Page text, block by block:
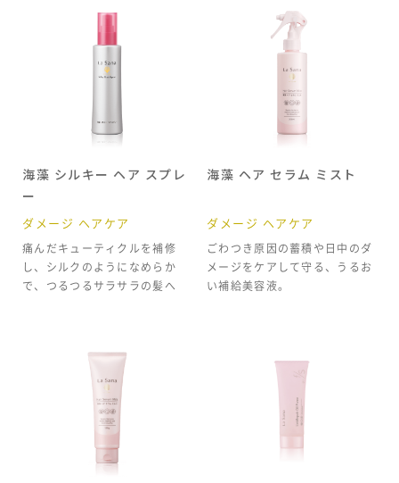
海藻 シルキー ヘア スプレ
ー
ダメージ ヘアケア
痛んだキューティクルを補修
し、シルクのようになめらか
で、つるつるサラサラの髪へ
海藻 ヘア セラム ミスト
ダメージ ヘアケア
ごわつき原因の蓄積や日中のダ
メージをケアして守る、うるお
い補給美容液。